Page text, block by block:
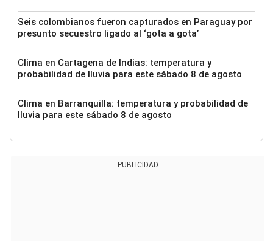
Seis colombianos fueron capturados en Paraguay por
presunto secuestro ligado al ‘gota a gota’
Clima en Cartagena de Indias: temperatura y
probabilidad de lluvia para este sábado 8 de agosto
Clima en Barranquilla: temperatura y probabilidad de
lluvia para este sábado 8 de agosto
PUBLICIDAD